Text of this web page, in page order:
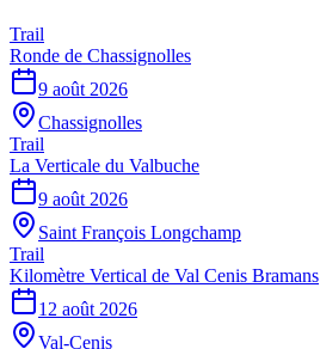
Trail
Ronde de Chassignolles
9 août 2026
Chassignolles
Trail
La Verticale du Valbuche
9 août 2026
Saint François Longchamp
Trail
Kilomètre Vertical de Val Cenis Bramans
12 août 2026
Val-Cenis